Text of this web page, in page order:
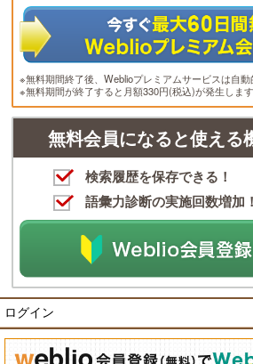
※無料期間終了後、Weblioプレミアムサービスは自動
※無料期間が終了すると月額330円(税込)が発生します
無料会員になると使える
検索履歴を保存できる！
語彙力診断の実施回数増加！
ログイン